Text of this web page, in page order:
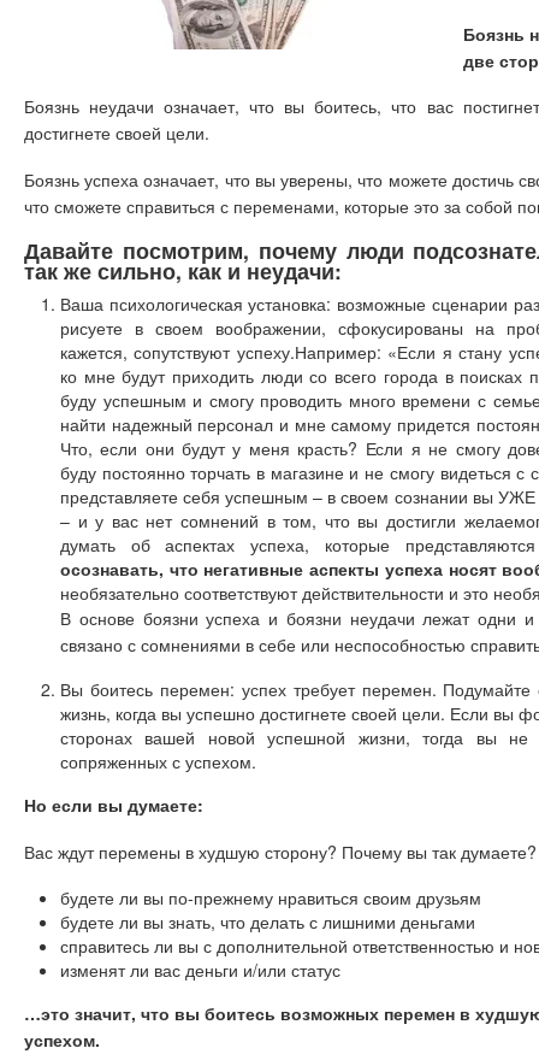
Боязнь
две
Боязнь неудачи означает, что вы боитесь, что вас
достигнете своей цели.
Боязнь успеха означает, что вы уверены, что можете достичь
что сможете справиться с переменами, которые это за собой
Давайте посмотрим, почему люди
так же сильно, как и неудачи:
Ваша психологическая установка: возможные сценарии
рисуете в своем воображении, сфокусированы на
кажется, сопутствуют успеху.Например: «Если я стану
ко мне будут приходить люди со всего города в
буду успешным и смогу проводить много времени с
найти надежный персонал и мне самому придется
Что, если они будут у меня красть? Если я не смогу
буду постоянно торчать в магазине и не смогу видеться
представляете себя успешным – в своем сознании вы
– и у вас нет сомнений в том, что вы достигли
думать об аспектах успеха, которые
осознавать, что негативные аспекты успеха носят
необязательно соответствуют действительности и это
В основе боязни успеха и боязни неудачи лежат одни
связано с сомнениями в себе или неспособностью
Вы боитесь перемен: успех требует перемен.
жизнь, когда вы успешно достигнете своей цели. Если вы
сторонах вашей новой успешной жизни, тогда вы не
сопряженных с успехом.
Но если вы думаете:
Вас ждут перемены в худшую сторону? Почему вы так думаете?
будете ли вы по-прежнему нравиться своим друзьям
будете ли вы знать, что делать с лишними деньгами
справитесь ли вы с дополнительной ответственностью и
изменят ли вас деньги и/или статус
…это значит, что вы боитесь возможных перемен в
успехом.